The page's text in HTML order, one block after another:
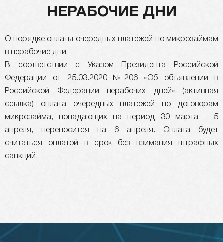
НЕРАБОЧИЕ ДНИ
О порядке оплаты очередных платежей по микрозаймам
в нерабочие дни
В соответствии с Указом Президента Российской
Федерации от 25.03.2020 №206 «Об объявлении в
Российской Федерации нерабочих дней» (активная
ссылка) оплата очередных платежей по договорам
микрозайма, попадающих на период 30 марта – 5
апреля, переносится на 6 апреля. Оплата будет
считаться оплатой в срок без взимания штрафных
санкций.